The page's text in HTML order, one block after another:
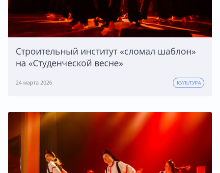
Строительный институт «сломал шаблон»
на «Студенческой весне»
24 марта 2026 КУЛЬТУРА